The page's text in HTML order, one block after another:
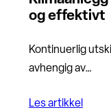
og effektivt
Kontinuerlig
avhengig av…
Les artikkel